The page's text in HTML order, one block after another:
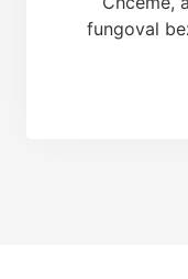
fungoval